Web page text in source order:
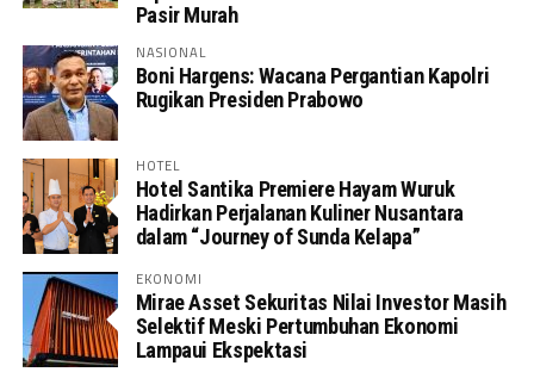
Pasir Murah
NASIONAL
Boni Hargens: Wacana Pergantian Kapolri
Rugikan Presiden Prabowo
HOTEL
Hotel Santika Premiere Hayam Wuruk
Hadirkan Perjalanan Kuliner Nusantara
dalam “Journey of Sunda Kelapa”
EKONOMI
Mirae Asset Sekuritas Nilai Investor Masih
Selektif Meski Pertumbuhan Ekonomi
Lampaui Ekspektasi